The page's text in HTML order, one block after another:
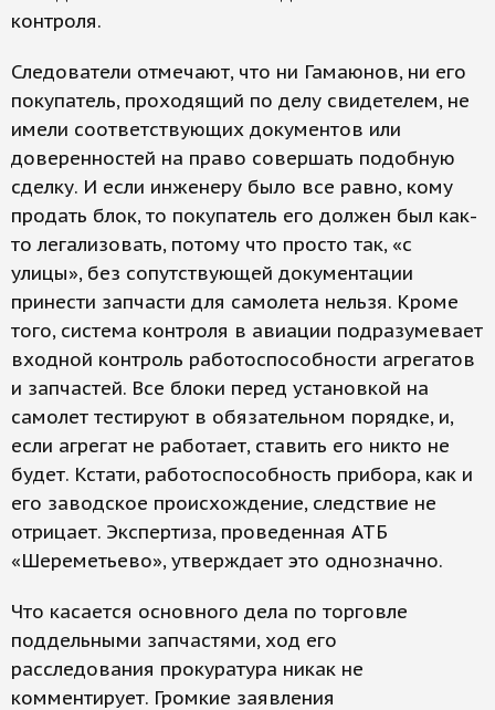
контроля.
Следователи отмечают, что ни Гамаюнов, ни его
покупатель, проходящий по делу свидетелем, не
имели соответствующих документов или
доверенностей на право совершать подобную
сделку. И если инженеру было все равно, кому
продать блок, то покупатель его должен был как-
то легализовать, потому что просто так, «с
улицы», без сопутствующей документации
принести запчасти для самолета нельзя. Кроме
того, система контроля в авиации подразумевает
входной контроль работоспособности агрегатов
и запчастей. Все блоки перед установкой на
самолет тестируют в обязательном порядке, и,
если агрегат не работает, ставить его никто не
будет. Кстати, работоспособность прибора, как и
его заводское происхождение, следствие не
отрицает. Экспертиза, проведенная АТБ
«Шереметьево», утверждает это однозначно.
Что касается основного дела по торговле
поддельными запчастями, ход его
расследования прокуратура никак не
комментирует. Громкие заявления